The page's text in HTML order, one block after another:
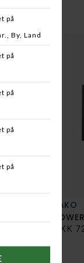
1 uge, vil du blive
butikken på
i butikken
softguns, meget
løbe op i 120kr, med
medier som DVD
SAKO
DKK